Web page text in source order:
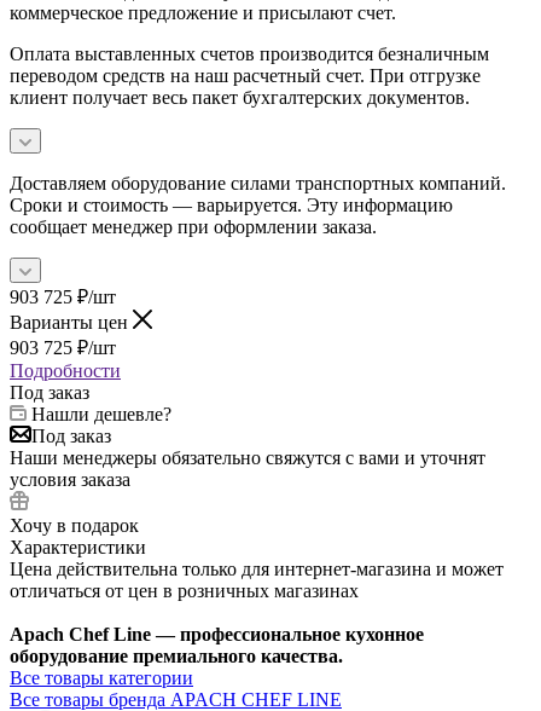
коммерческое предложение и присылают счет.
Оплата выставленных счетов производится безналичным
переводом средств на наш расчетный счет. При отгрузке
клиент получает весь пакет бухгалтерских документов.
Доставляем оборудование силами транспортных компаний.
Сроки и стоимость — варьируется. Эту информацию
сообщает менеджер при оформлении заказа.
903 725 ₽/шт
Варианты цен
903 725 ₽/шт
Подробности
Под заказ
Нашли дешевле?
Под заказ
Наши менеджеры обязательно свяжутся с вами и уточнят
условия заказа
Хочу в подарок
Характеристики
Цена действительна только для интернет-магазина и может
отличаться от цен в розничных магазинах
Apach Chef Line — профессиональное кухонное
оборудование премиального качества.
Все товары категории
Все товары бренда APACH CHEF LINE